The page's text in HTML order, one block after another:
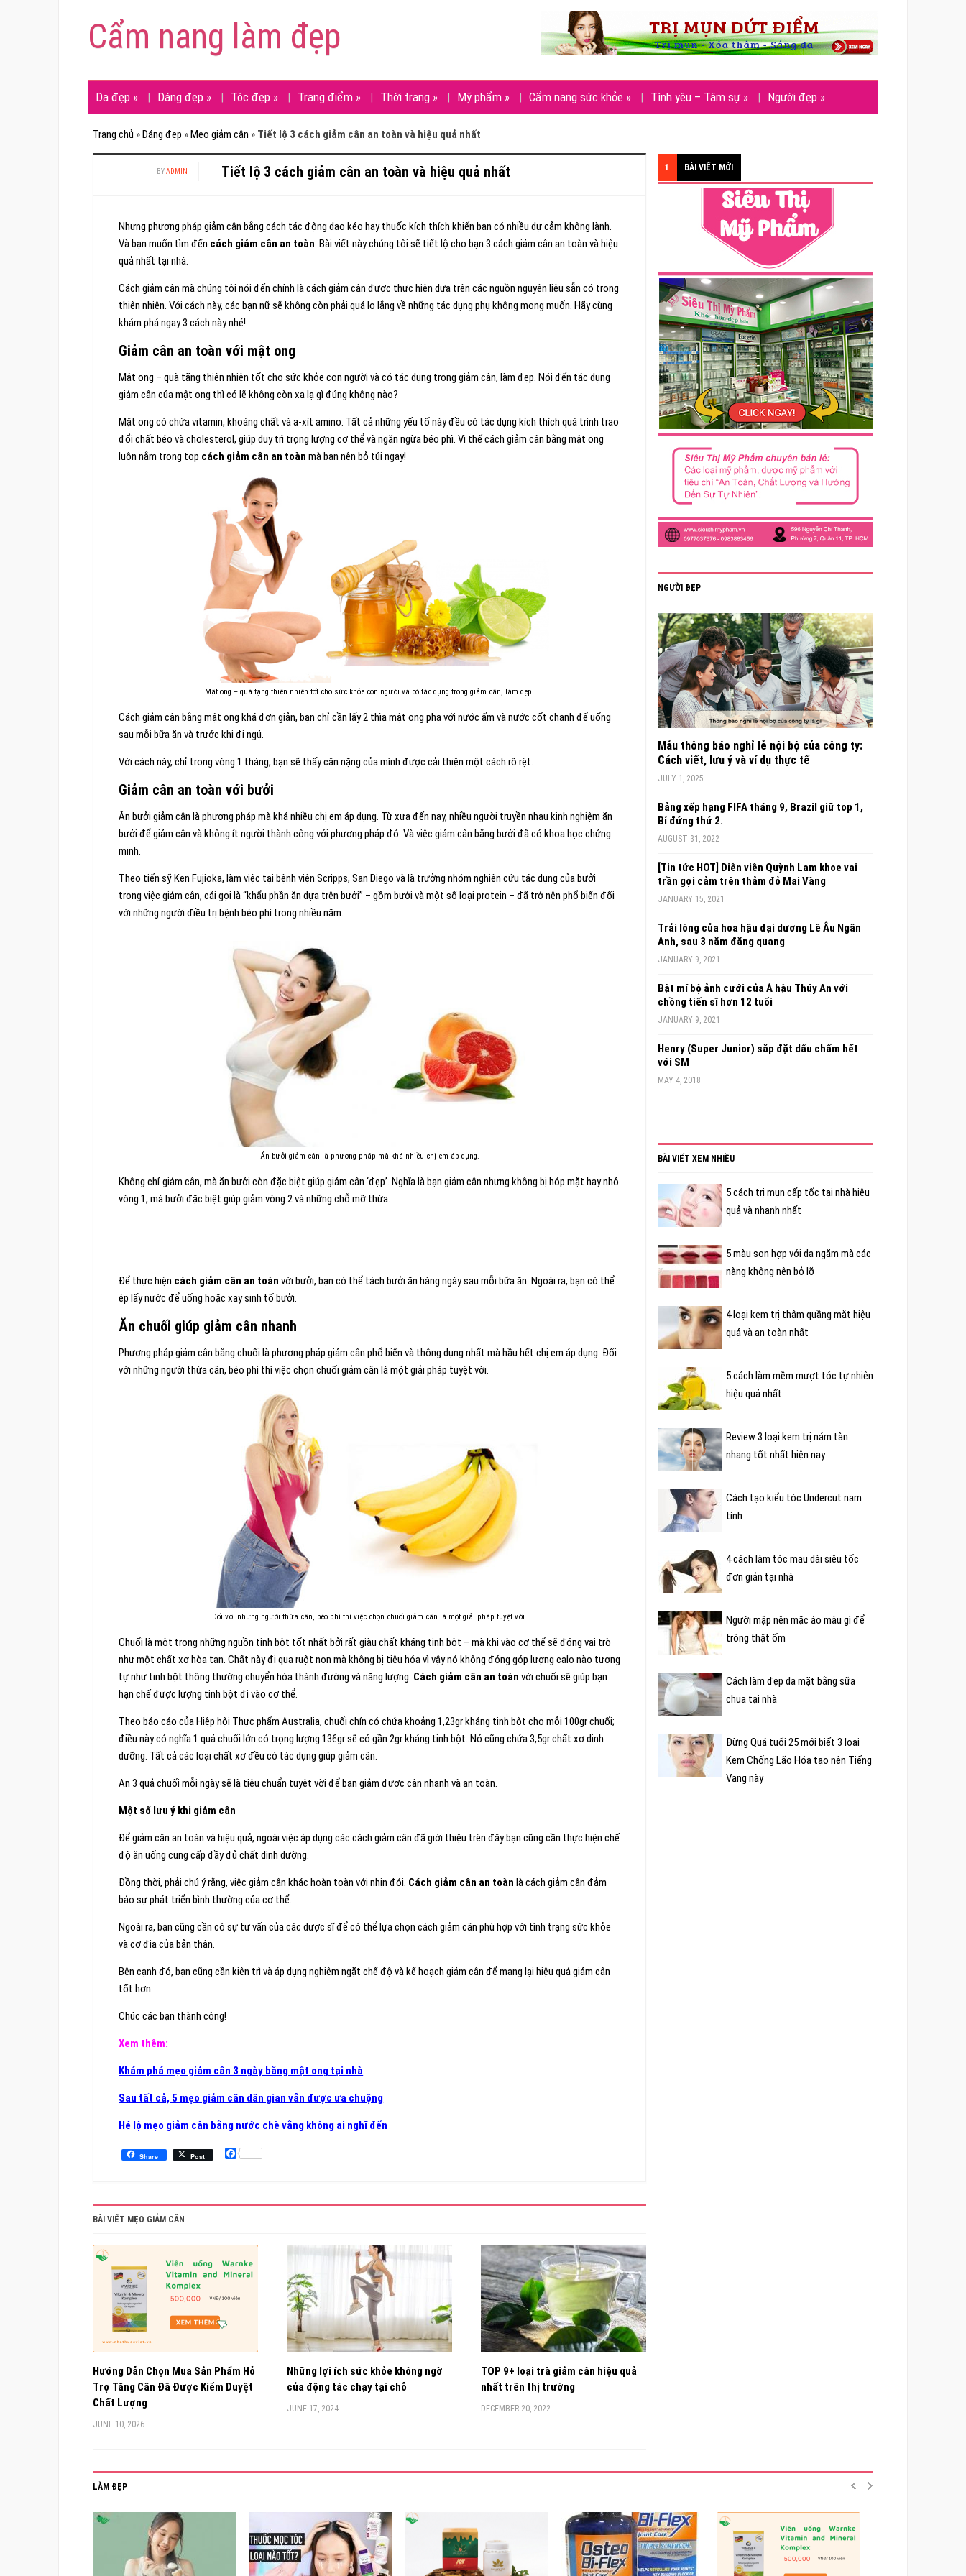
Cẩm nang làm đẹp
Da đẹp » Dáng đẹp » Tóc đẹp » Trang điểm » Thời trang » Mỹ phẩm » Cẩm nang sức khỏe » Tình yêu – Tâm sự » Người đẹp »
Trang chủ »Dáng đẹp »Mẹo giảm cân » Tiết lộ 3 cách giảm cân an toàn và hiệu quả nhất
BYADMIN Tiết lộ 3 cách giảm cân an toàn và hiệu quả nhất
Nhưng phương pháp giảm cân bằng cách tác động dao kéo hay thuốc kích thích khiến bạn có nhiều dự cảm không lành.
Và bạn muốn tìm đến cách giảm cân an toàn. Bài viết này chúng tôi sẽ tiết lộ cho bạn 3 cách giảm cân an toàn và hiệu
quả nhất tại nhà.
Cách giảm cân mà chúng tôi nói đến chính là cách giảm cân được thực hiện dựa trên các nguồn nguyên liệu sẵn có trong
thiên nhiên. Với cách này, các bạn nữ sẽ không còn phải quá lo lắng về những tác dụng phụ không mong muốn. Hãy cùng
khám phá ngay 3 cách này nhé!
Giảm cân an toàn với mật ong
Mật ong – quà tặng thiên nhiên tốt cho sức khỏe con người và có tác dụng trong giảm cân, làm đẹp. Nói đến tác dụng
giảm cân của mật ong thì có lẽ không còn xa lạ gì đúng không nào?
Mật ong có chứa vitamin, khoáng chất và a-xít amino. Tất cả những yếu tố này đều có tác dụng kích thích quá trình trao
đổi chất béo và cholesterol, giúp duy trì trọng lượng cơ thể và ngăn ngừa béo phì. Vì thế cách giảm cân bằng mật ong
luôn nằm trong top cách giảm cân an toàn mà bạn nên bỏ túi ngay!
Mật ong – quà tặng thiên nhiên tốt cho sức khỏe con người và có tác dụng trong giảm cân, làm đẹp.
Cách giảm cân bằng mật ong khá đơn giản, bạn chỉ cần lấy 2 thìa mật ong pha với nước ấm và nước cốt chanh để uống
sau mỗi bữa ăn và trước khi đi ngủ.
Với cách này, chỉ trong vòng 1 tháng, bạn sẽ thấy cân nặng của mình được cải thiện một cách rõ rệt.
Giảm cân an toàn với bưởi
Ăn bưởi giảm cân là phương pháp mà khá nhiều chị em áp dụng. Từ xưa đến nay, nhiều người truyền nhau kinh nghiệm ăn
bưởi để giảm cân và không ít người thành công với phương pháp đó. Và việc giảm cân bằng bưởi đã có khoa học chứng
minh.
Theo tiến sỹ Ken Fujioka, làm việc tại bệnh viện Scripps, San Diego và là trưởng nhóm nghiên cứu tác dụng của bưởi
trong việc giảm cân, cái gọi là “khẩu phần ăn dựa trên bưởi” – gồm bưởi và một số loại protein – đã trở nên phổ biến đối
với những người điều trị bệnh béo phì trong nhiều năm.
Ăn bưởi giảm cân là phương pháp mà khá nhiều chị em áp dụng.
Không chỉ giảm cân, mà ăn bưởi còn đặc biệt giúp giảm cân ‘đẹp’. Nghĩa là bạn giảm cân nhưng không bị hóp mặt hay nhỏ
vòng 1, mà bưởi đặc biệt giúp giảm vòng 2 và những chỗ mỡ thừa.
Để thực hiện cách giảm cân an toàn với bưởi, bạn có thể tách bưởi ăn hàng ngày sau mỗi bữa ăn. Ngoài ra, bạn có thể
ép lấy nước để uống hoặc xay sinh tố bưởi.
Ăn chuối giúp giảm cân nhanh
Phương pháp giảm cân bằng chuối là phương pháp giảm cân phổ biến và thông dụng nhất mà hầu hết chị em áp dụng. Đối
với những người thừa cân, béo phì thì việc chọn chuối giảm cân là một giải pháp tuyệt vời.
Đối với những người thừa cân, béo phì thì việc chọn chuối giảm cân là một giải pháp tuyệt vời.
Chuối là một trong những nguồn tinh bột tốt nhất bởi rất giàu chất kháng tinh bột – mà khi vào cơ thể sẽ đóng vai trò
như một chất xơ hòa tan. Chất này đi qua ruột non mà không bị tiêu hóa vì vậy nó không đóng góp lượng calo nào tương
tự như tinh bột thông thường chuyển hóa thành đường và năng lượng. Cách giảm cân an toàn với chuối sẽ giúp bạn
hạn chế được lượng tinh bột đi vào cơ thể.
Theo báo cáo của Hiệp hội Thực phẩm Australia, chuối chín có chứa khoảng 1,23gr kháng tinh bột cho mỗi 100gr chuối;
điều này có nghĩa 1 quả chuối lớn có trọng lượng 136gr sẽ có gần 2gr kháng tinh bột. Nó cũng chứa 3,5gr chất xơ dinh
dưỡng. Tất cả các loại chất xơ đều có tác dụng giúp giảm cân.
An 3 quả chuối mỗi ngày sẽ là tiêu chuẩn tuyệt vời để bạn giảm được cân nhanh và an toàn.
Một số lưu ý khi giảm cân
Để giảm cân an toàn và hiệu quả, ngoài việc áp dụng các cách giảm cân đã giới thiệu trên đây bạn cũng cần thực hiện chế
độ ăn uống cung cấp đầy đủ chất dinh dưỡng.
Đồng thời, phải chú ý rằng, việc giảm cân khác hoàn toàn với nhịn đói. Cách giảm cân an toàn là cách giảm cân đảm
bảo sự phát triển bình thường của cơ thể.
Ngoài ra, bạn cũng cần có sự tư vấn của các dược sĩ để có thể lựa chọn cách giảm cân phù hợp với tình trạng sức khỏe
và cơ địa của bản thân.
Bên cạnh đó, bạn cũng cần kiên trì và áp dụng nghiêm ngặt chế độ và kế hoạch giảm cân để mang lại hiệu quả giảm cân
tốt hơn.
Chúc các bạn thành công!
Xem thêm:
Khám phá mẹo giảm cân 3 ngày bằng mật ong tại nhà
Sau tất cả, 5 mẹo giảm cân dân gian vẫn được ưa chuộng
Hé lộ mẹo giảm cân bằng nước chè vằng không ai nghĩ đến
Share Post Facebook
BÀI VIẾT MẸO GIẢM CÂN
Hướng Dẫn Chọn Mua Sản Phẩm Hỗ
Trợ Tăng Cân Đã Được Kiểm Duyệt
Chất Lượng
JUNE 10, 2026
Những lợi ích sức khỏe không ngờ
của động tác chạy tại chỗ
JUNE 17, 2024
TOP 9+ loại trà giảm cân hiệu quả
nhất trên thị trường
DECEMBER 20, 2022
1 BÀI VIẾT MỚI
NGƯỜI ĐẸP
Mẫu thông báo nghỉ lễ nội bộ của công ty:
Cách viết, lưu ý và ví dụ thực tế
JULY 1, 2025
Bảng xếp hạng FIFA tháng 9, Brazil giữ top 1,
Bỉ đứng thứ 2.
AUGUST 31, 2022
[Tin tức HOT] Diễn viên Quỳnh Lam khoe vai
trần gợi cảm trên thảm đỏ Mai Vàng
JANUARY 15, 2021
Trải lòng của hoa hậu đại dương Lê Âu Ngân
Anh, sau 3 năm đăng quang
JANUARY 9, 2021
Bật mí bộ ảnh cưới của Á hậu Thúy An với
chồng tiến sĩ hơn 12 tuổi
JANUARY 9, 2021
Henry (Super Junior) sắp đặt dấu chấm hết
với SM
MAY 4, 2018
BÀI VIẾT XEM NHIỀU
5 cách trị mụn cấp tốc tại nhà hiệu
quả và nhanh nhất
5 màu son hợp với da ngăm mà các
nàng không nên bỏ lỡ
4 loại kem trị thâm quầng mắt hiệu
quả và an toàn nhất
5 cách làm mềm mượt tóc tự nhiên
hiệu quả nhất
Review 3 loại kem trị nám tàn
nhang tốt nhất hiện nay
Cách tạo kiểu tóc Undercut nam
tính
4 cách làm tóc mau dài siêu tốc
đơn giản tại nhà
Người mập nên mặc áo màu gì để
trông thật ốm
Cách làm đẹp da mặt bằng sữa
chua tại nhà
Đừng Quá tuổi 25 mới biết 3 loại
Kem Chống Lão Hóa tạo nên Tiếng
Vang này
LÀM ĐẸP